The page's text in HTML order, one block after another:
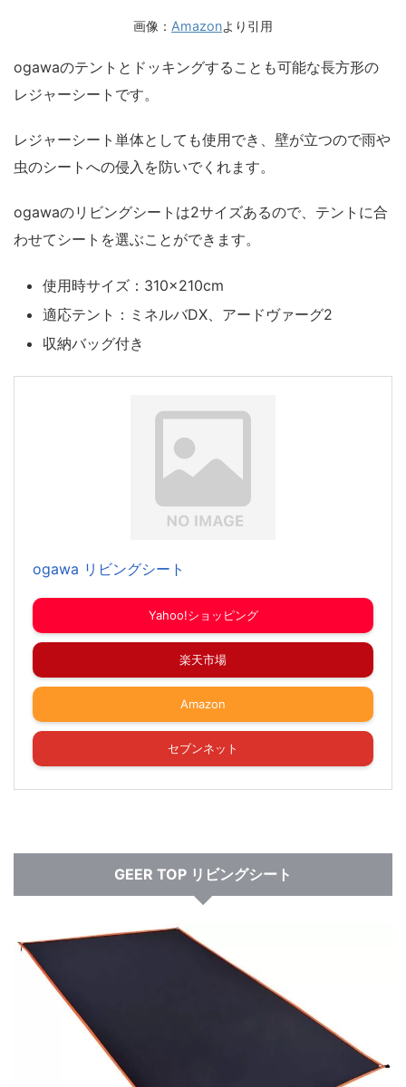
画像： Amazonより引用
ogawaのテントとドッキングすることも可能な長方形の
レジャーシートです。
レジャーシート単体としても使用でき、壁が立つので雨や
虫のシートへの侵入を防いでくれます。
ogawaのリビングシートは2サイズあるので、テントに合
わせてシートを選ぶことができます。
使用時サイズ：310×210cm
適応テント：ミネルバDX、アードヴァーグ2
収納バッグ付き
ogawa リビングシート
Yahoo!ショッピング
楽天市場
Amazon
セブンネット
GEER TOP リビングシート